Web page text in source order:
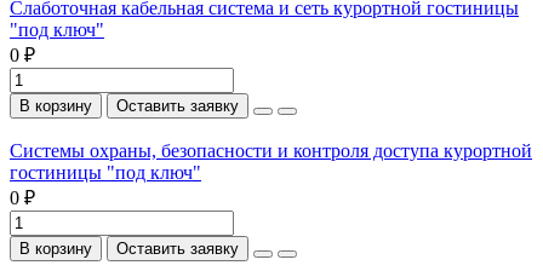
Слаботочная кабельная система и сеть курортной гостиницы
"под ключ"
0 ₽
В корзину Оставить заявку
Системы охраны, безопасности и контроля доступа курортной
гостиницы "под ключ"
0 ₽
В корзину Оставить заявку